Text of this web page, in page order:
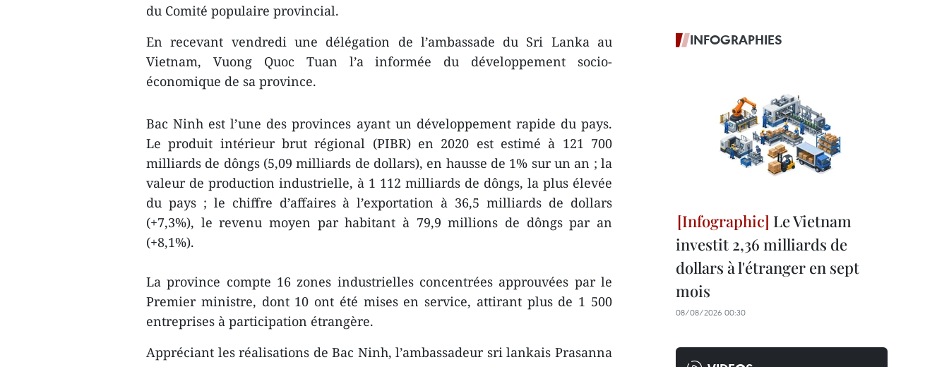
du Comité populaire provincial.
En recevant vendredi une délégation de l’ambassade du Sri Lanka au
Vietnam, Vuong Quoc Tuan l’a informée du développement socio-
économique de sa province.
Bac Ninh est l’une des provinces ayant un développement rapide du pays.
Le produit intérieur brut régional (PIBR) en 2020 est estimé à 121 700
milliards de dôngs (5,09 milliards de dollars), en hausse de 1% sur un an ; la
valeur de production industrielle, à 1 112 milliards de dôngs, la plus élevée
du pays ; le chiffre d’affaires à l’exportation à 36,5 milliards de dollars
(+7,3%), le revenu moyen par habitant à 79,9 millions de dôngs par an
(+8,1%).
La province compte 16 zones industrielles concentrées approuvées par le
Premier ministre, dont 10 ont été mises en service, attirant plus de 1 500
entreprises à participation étrangère.
Appréciant les réalisations de Bac Ninh, l’ambassadeur sri lankais Prasanna
INFOGRAPHIES
Le Vietnam
investit 2,36 milliards de
dollars à l'étranger en sept
mois
08/08/2026 00:30